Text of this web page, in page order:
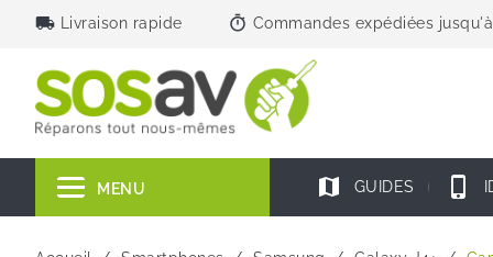
local_shipping Livraison rapide timer Commandes expédiées
MENU map GUIDES phone_iphone